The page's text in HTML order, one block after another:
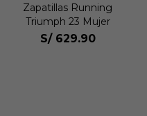
Zapatillas Running
Triumph 23 Mujer
S/ 629.90